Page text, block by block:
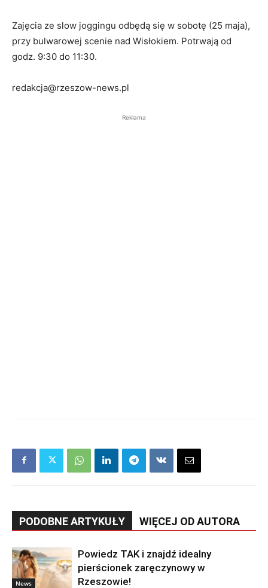
Zajęcia ze slow joggingu odbędą się w sobotę (25 maja),
przy bulwarowej scenie nad Wisłokiem. Potrwają od
godz. 9:30 do 11:30.
redakcja@rzeszow-news.pl
Reklama
PODOBNE ARTYKUŁY WIĘCEJ OD AUTORA
News
Powiedz TAK i znajdź idealny
pierścionek zaręczynowy w
Rzeszowie!